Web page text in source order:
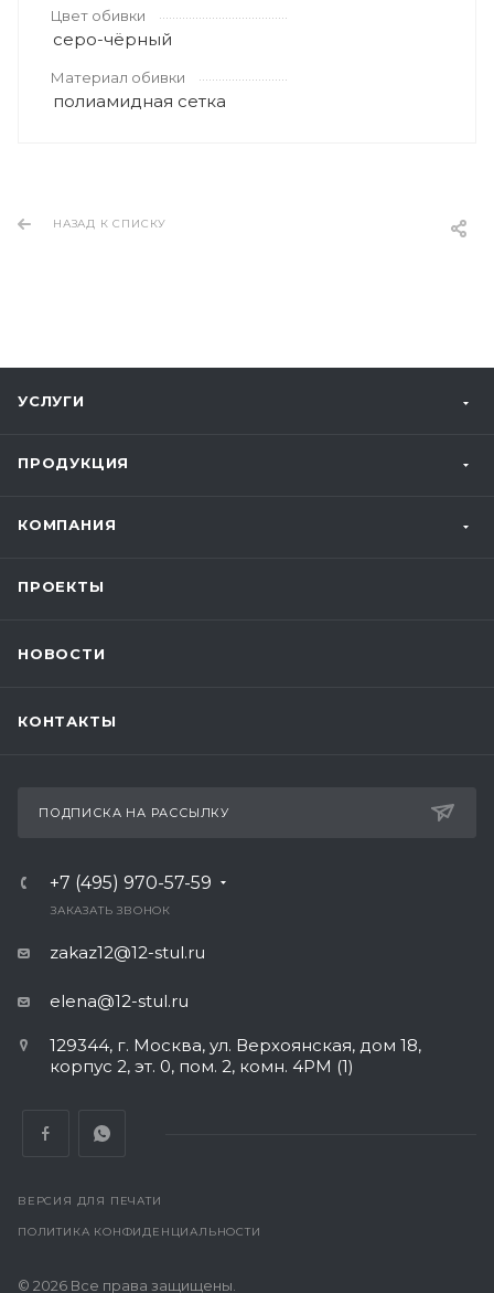
Цвет обивки
серо-чёрный
Материал обивки
полиамидная сетка
НАЗАД К СПИСКУ
УСЛУГИ
ПРОДУКЦИЯ
КОМПАНИЯ
ПРОЕКТЫ
НОВОСТИ
КОНТАКТЫ
ПОДПИСКА НА РАССЫЛКУ
+7 (495) 970-57-59
ЗАКАЗАТЬ ЗВОНОК
zakaz12@12-stul.ru
elena@12-stul.ru
129344, г. Москва, ул. Верхоянская, дом 18,
корпус 2, эт. 0, пом. 2, комн. 4РМ (1)
ВЕРСИЯ ДЛЯ ПЕЧАТИ
ПОЛИТИКА КОНФИДЕНЦИАЛЬНОСТИ
© 2026 Все права защищены.